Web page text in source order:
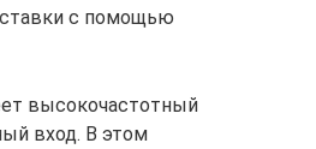
с помощью
высокочастотный
вход. В этом